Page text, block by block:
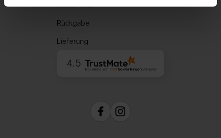
Reklamation
Rückgabe
Lieferung
4.5
Basierend auf 1999Bewertungen von jeher